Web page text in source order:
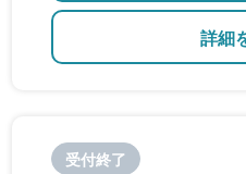
詳細
受付終了